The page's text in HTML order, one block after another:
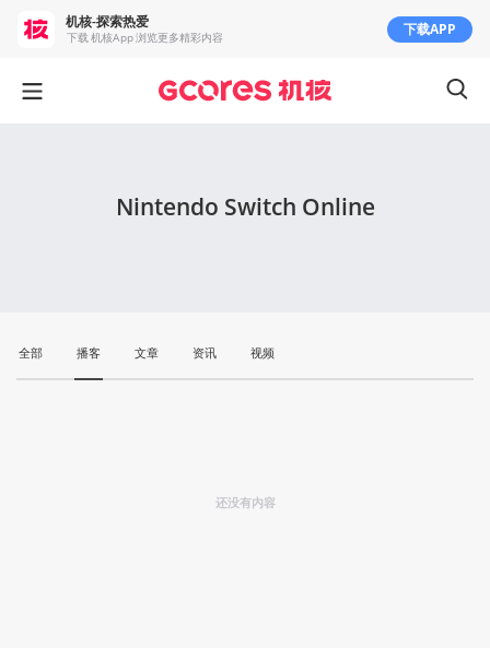
Nintendo Switch Online
全部 播客 文章 资讯 视频
还没有内容
机核-探索热爱
下载 机核App 浏览更多精彩内容 下载APP